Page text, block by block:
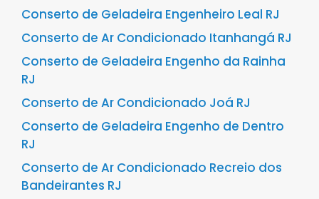
Conserto de Geladeira Engenheiro Leal RJ
Conserto de Ar Condicionado Itanhangá RJ
Conserto de Geladeira Engenho da Rainha
RJ
Conserto de Ar Condicionado Joá RJ
Conserto de Geladeira Engenho de Dentro
RJ
Conserto de Ar Condicionado Recreio dos
Bandeirantes RJ